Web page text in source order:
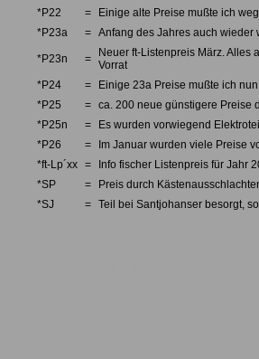
*P22
=
Einige alte Preise mußte ich
*P23a
= Anfang des Jahres auch
*P23n =
Neuer ft-Listenpreis März. Alles
Vorrat
*P24
=
Einige 23a Preise mußte ich
*P25
= ca. 200 neue günstigere Preise
*P25n
=
Es wurden vorwiegend
*P26
=
Im Januar wurden viele Preise
*ft-Lp´xx =
Info fischer Listenpreis für Jahr
*SP
=
Preis durch
*SJ
= Teil bei Santjohanser besorgt,